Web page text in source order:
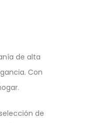
de alta
Con
de